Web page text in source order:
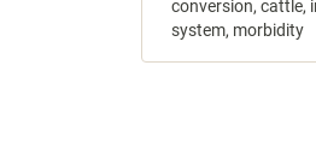
conversion, cattle,
system, morbidity